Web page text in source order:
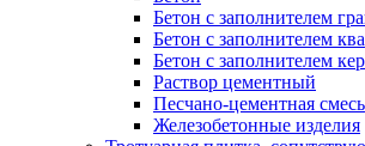
Бетон с заполнителем
Бетон с заполнителем
Бетон с заполнителем
Раствор цементный
Песчано-цементная смесь
Железобетонные изделия